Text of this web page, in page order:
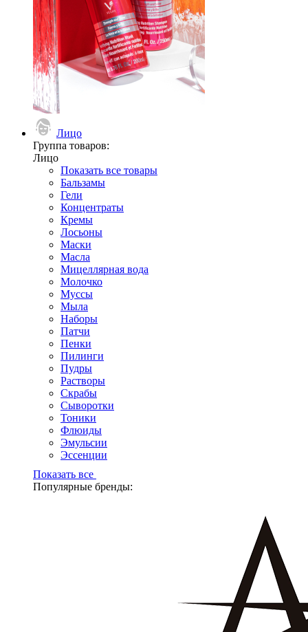
Лицо
Группа товаров:
Лицо
Показать все товары
Бальзамы
Гели
Концентраты
Кремы
Лосьоны
Маски
Масла
Мицеллярная вода
Молочко
Муссы
Мыла
Наборы
Патчи
Пенки
Пилинги
Пудры
Растворы
Скрабы
Сыворотки
Тоники
Флюиды
Эмульсии
Эссенции
Показать все
Популярные бренды: